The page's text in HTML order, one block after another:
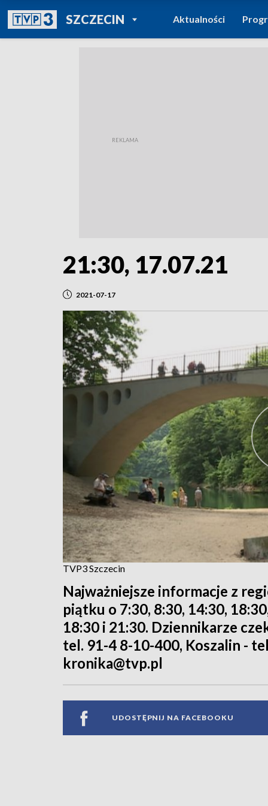
SZCZECINPOWRÓT DO
TVP REGIONY
Aktualności
21:30, 17.07.21
2021-07-17
TVP3 Szczecin
Najważniejsze informacje z
piątku o 7:30, 8:30, 14:30,
18:30 i 21:30. Dziennikarze
tel. 91-4 8-10-400, Koszalin -
kronika@tvp.pl
UDOSTĘPNIJ NA FACEBOOKU